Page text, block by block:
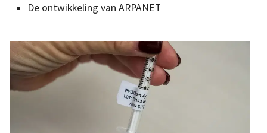
De ontwikkeling van ARPANET